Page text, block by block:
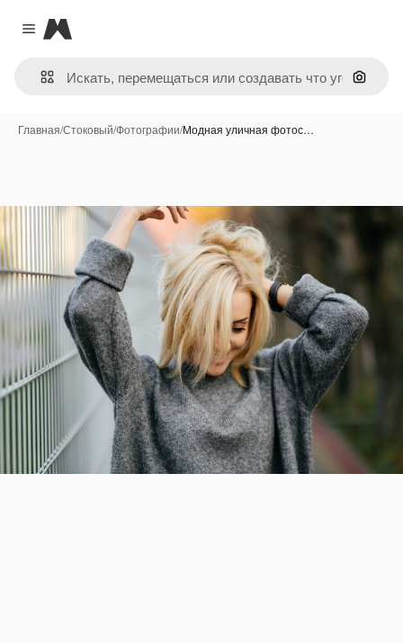
Close menu
Magnific
Поиск
Главная/Стоковый/Фотографии/Модная уличная фотос…